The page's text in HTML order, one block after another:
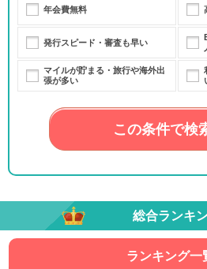
年会費無料
発行スピード・審査も早い
マイルが貯まる・旅行や海外出
張が多い
この条件で検
総合ランキ
ランキング一